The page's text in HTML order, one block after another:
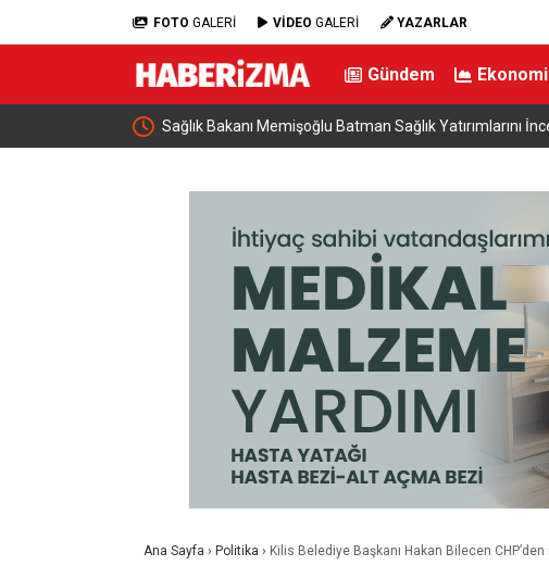
FOTO GALERİ VİDEO GALERİ YAZARLAR
Gündem Ekonomi
Hayat kurtaran manevra
Ana Sayfa › Politika › Kilis Belediye Başkanı Hakan Bilecen